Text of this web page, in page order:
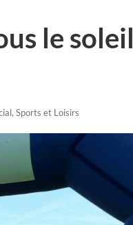
le soleil
, Sports et Loisirs